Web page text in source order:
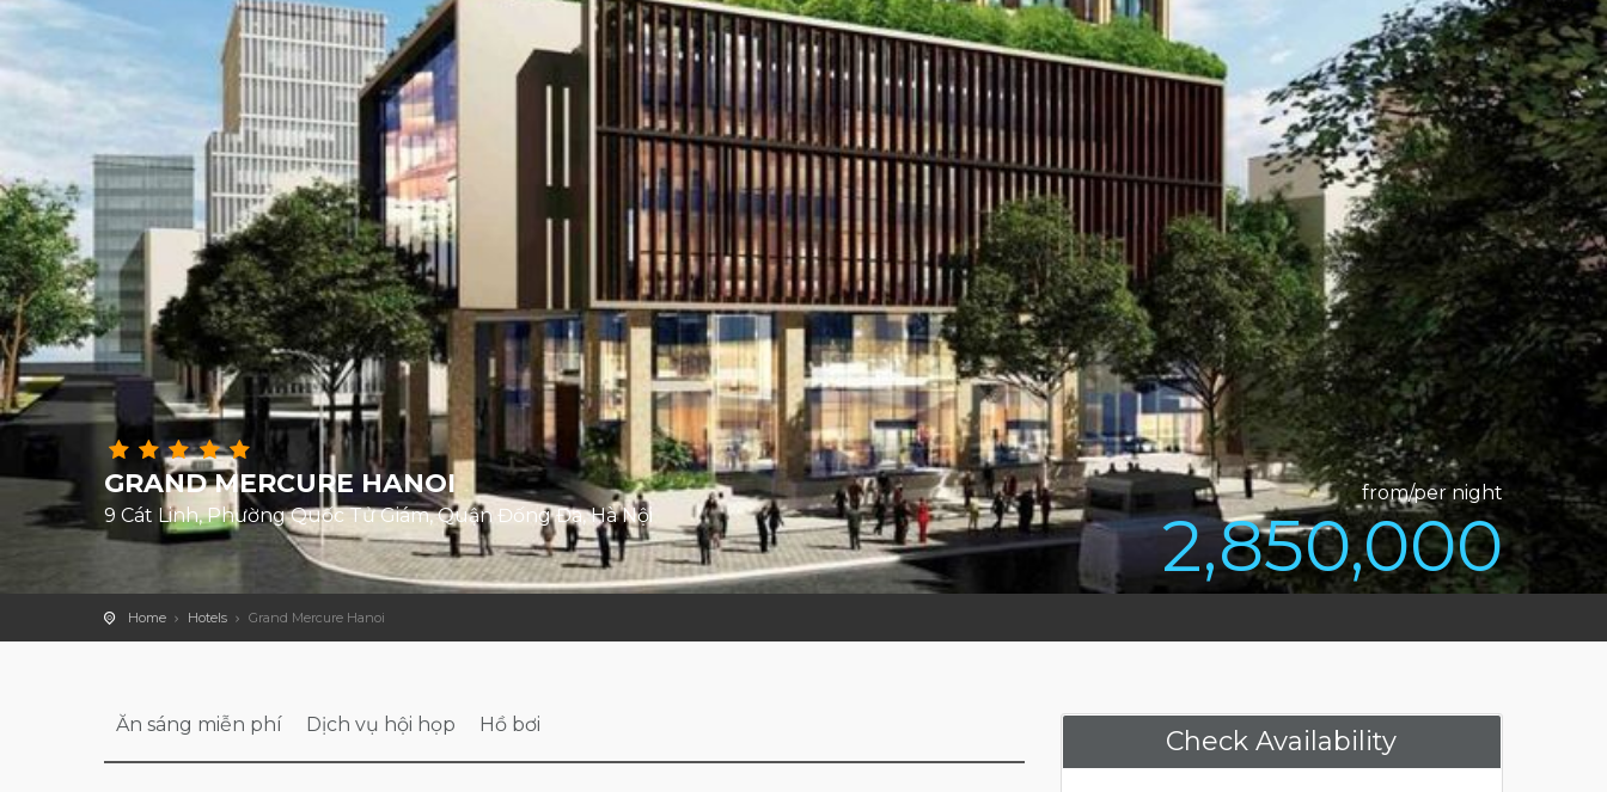
GRAND MERCURE HANOI
9 Cát Linh, Phường Quốc Tử Giám, Quận Đống Đa, Hà Nội
from/per night
2,850,000
Home Hotels Grand Mercure Hanoi
Ăn sáng miễn phí Dịch vụ hội họp Hồ bơi
Check Availability